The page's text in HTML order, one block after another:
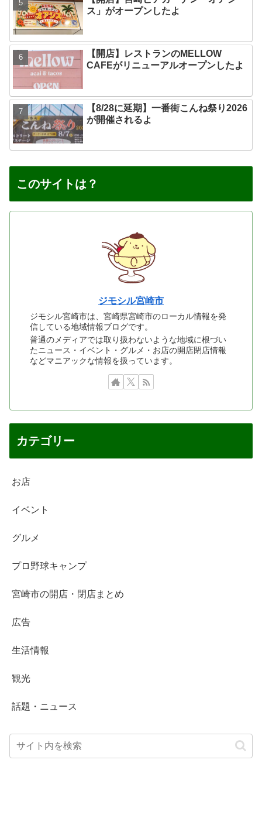
ス」がオープンしたよ
【開店】レストランのMELLOW
CAFEがリニューアルオープンしたよ
【8/28に延期】一番街こんね祭り2026
が開催されるよ
このサイトは？
ジモシル宮崎市
ジモシル宮崎市は、宮崎県宮崎市のローカル情報を発
信している地域情報ブログです。
普通のメディアでは取り扱わないような地域に根づい
たニュース・イベント・グルメ・お店の開店閉店情報
などマニアックな情報を扱っています。
カテゴリー
お店
イベント
グルメ
プロ野球キャンプ
宮崎市の開店・閉店まとめ
広告
生活情報
観光
話題・ニュース